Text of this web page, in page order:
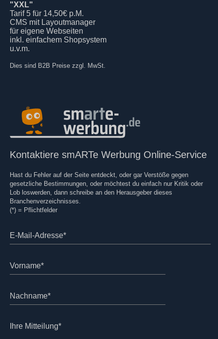
"XXL"
Tarif 5 für 14,50€ p.M.
CMS mit Layoutmanager
für eigene Webseiten
inkl. einfachem Shopsystem
u.v.m.
Dies sind B2B Preise zzgl. MwSt.
Kontaktiere smARTe Werbung Online-Service
Hast du Fehler auf der Seite entdeckt, oder gar Verstöße gegen
gesetzliche Bestimmungen, oder möchtest du einfach nur Kritik oder
Lob loswerden, dann schreibe an den Herausgeber dieses
Branchenverzeichnisses.
(*) = Pflichtfelder
E-Mail-Adresse*
Vorname*
Nachname*
Ihre Mitteilung*